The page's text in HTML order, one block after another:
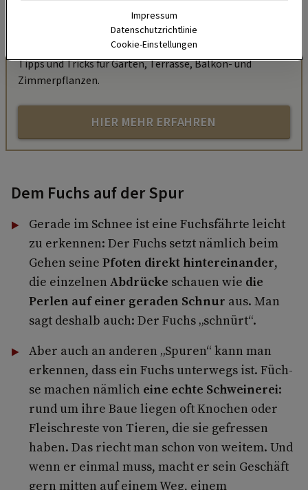
Nutzen Sie WhatsApp auf Ihrem Handy und lieben es, auf
dem Balkon, der Terrasse oder im Garten zu werkeln? In
unserem kostenlosen WhatsApp-Kanal finden Sie täglich
Tipps und Tricks für Garten, Terrasse, Balkon- und
Zimmerpflanzen.
HIER MEHR ERFAHREN
Dem Fuchs auf der Spur
Gerade im Schnee ist eine Fuchsfährte leicht
zu erkennen: Der Fuchs setzt nämlich beim
Gehen seine Pfoten direkt hinter­einander,
die einzelnen Ab­drücke schauen wie die
Perlen auf einer geraden Schnur aus. Man
sagt deshalb auch: Der Fuchs „schnürt“.
Aber auch an anderen „Spuren“ kann man
erkennen, dass ein Fuchs unterwegs ist. Füch­
se machen nämlich eine echte Schweinerei:
rund um ihre Baue liegen oft Knochen oder
Fleischreste von Tieren, die sie gefressen
haben. Das riecht man schon von weitem. Und
wenn er einmal muss, macht er sein Geschäft
gern mitten auf einem Weg, einem
Impressum
Datenschutzrichtlinie
Cookie-Einstellungen